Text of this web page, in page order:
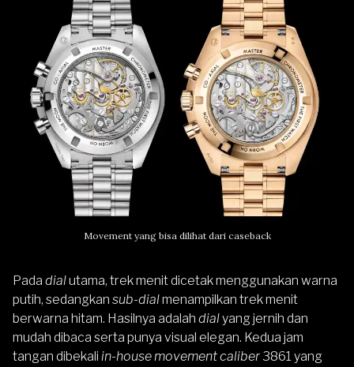
Movement yang bisa dilihat dari caseback
Pada dialutama, trek menit dicetak menggunakan warna
putih, sedangkan sub-dialmenampilkan trek menit
berwarna hitam. Hasilnya adalah dialyang jernih dan
mudah dibaca serta punya visual elegan. Kedua jam
tangan dibekali in-house movement caliber3861 yang